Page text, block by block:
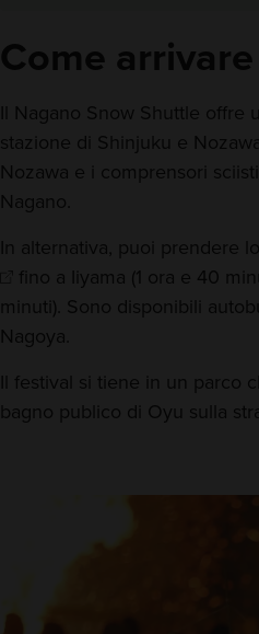
Come arrivare
Il Nagano Snow Shuttle
stazione di Shinjuku e
Nozawa e i comprensori
Nagano.
In alternativa, puoi prendere
fino a Iiyama (1 ora e 40
minuti). Sono disponibili
Nagoya.
Il festival si tiene in un parco
bagno publico di Oyu sulla